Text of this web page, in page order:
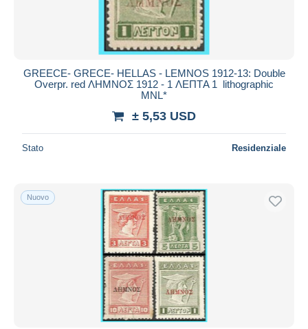
Mastercard
Bancontact
Maestro
Residenza del venditore
Tutto il mondo
Aggiorna
GREECE- GRECE- HELLAS - LEMNOS 1912-13: Double
Overpr. red ΛΗΜΝΟΣ 1912 - 1 ΛΕΠΤA 1 lithographic
MNL*
± 5,53 USD
Stato Residenziale
Nuovo